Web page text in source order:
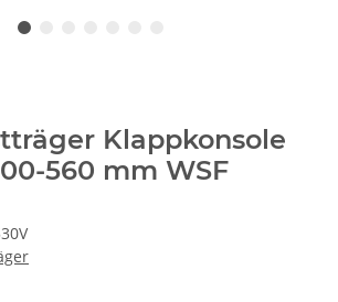
Klappkonsole
560 mm WSF